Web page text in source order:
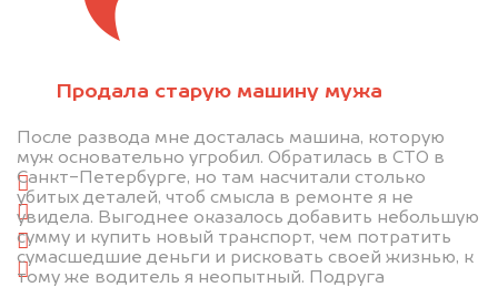
Продала старую машину мужа
После развода мне досталась машина, которую
муж основательно угробил. Обратилась в СТО в
Санкт-Петербурге, но там насчитали столько
убитых деталей, чтоб смысла в ремонте я не
увидела. Выгоднее оказалось добавить небольшую
сумму и купить новый транспорт, чем потратить
сумасшедшие деньги и рисковать своей жизнью, к
тому же водитель я неопытный. Подруга
минуту эксперт-оценщик назовёт сумму.
1. Сфотографируйте машину:
спереди
сзади
слева
справа